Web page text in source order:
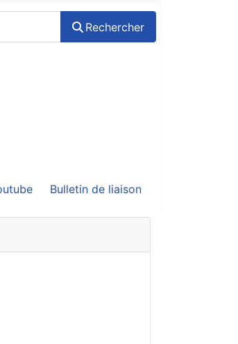
Rechercher
Bulletin de liaison